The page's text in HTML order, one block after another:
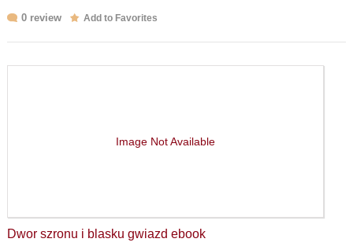
0 review Add to Favorites
Image Not Available
Dwor szronu i blasku gwiazd ebook